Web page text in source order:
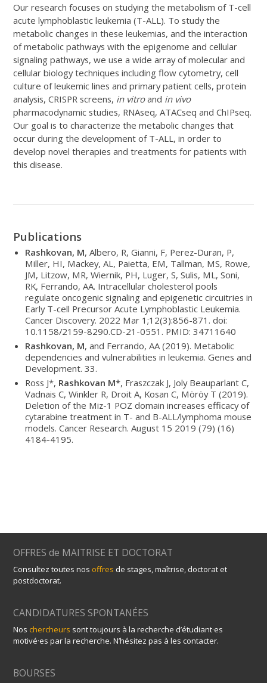
Our research focuses on studying the metabolism of T-cell
acute lymphoblastic leukemia (T-ALL). To study the
metabolic changes in these leukemias, and the interaction
of metabolic pathways with the epigenome and cellular
signaling pathways, we use a wide array of molecular and
cellular biology techniques including flow cytometry, cell
culture of leukemic lines and primary patient cells, protein
analysis, CRISPR screens, in vitroand in vivo
pharmacodynamic studies, RNAseq, ATACseq and ChIPseq.
Our goal is to characterize the metabolic changes that
occur during the development of T-ALL, in order to
develop novel therapies and treatments for patients with
this disease.
Publications
Rashkovan, M, Albero, R, Gianni, F, Perez-Duran, P,
Miller, HI, Mackey, AL, Paietta, EM, Tallman, MS, Rowe,
JM, Litzow, MR, Wiernik, PH, Luger, S, Sulis, ML, Soni,
RK, Ferrando, AA. Intracellular cholesterol pools
regulate oncogenic signaling and epigenetic circuitries in
Early T-cell Precursor Acute Lymphoblastic Leukemia.
Cancer Discovery. 2022 Mar 1;12(3):856-871. doi:
10.1158/2159-8290.CD-21-0551. PMID: 34711640
Rashkovan, M, and Ferrando, AA (2019). Metabolic
dependencies and vulnerabilities in leukemia. Genes and
Development. 33.
Ross J*, Rashkovan M*, Fraszczak J, Joly Beauparlant C,
Vadnais C, Winkler R, Droit A, Kosan C, Möröy T (2019).
Deletion of the Miz-1 POZ domain increases efficacy of
cytarabine treatment in T- and B-ALL/lymphoma mouse
models. Cancer Research. August 15 2019 (79) (16)
4184-4195.
OFFRES de MAITRISE ET DOCTORAT
Consultez toutes nos offres de stages, maîtrise, doctorat et
postdoctorat.
CANDIDATURES SPONTANÉES
Noschercheurs sont toujours à la recherche d’étudiant·es
motivé·es par la recherche. N’hésitez pas à les contacter.
BOURSES